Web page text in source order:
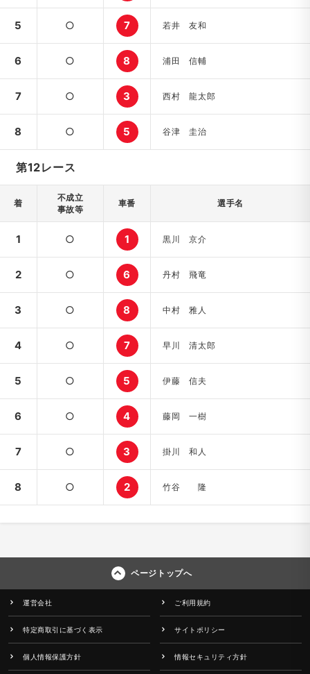
5 ○ 7 若井 友和
6 ○ 8 浦田 信輔
7 ○ 3 西村 龍太郎
8 ○ 5 谷津 圭治
第12レース
着
不成立
事故等
車番 選手名
1 ○ 1 黒川 京介
2 ○ 6 丹村 飛竜
3 ○ 8 中村 雅人
4 ○ 7 早川 清太郎
5 ○ 5 伊藤 信夫
6 ○ 4 藤岡 一樹
7 ○ 3 掛川 和人
8 ○ 2 竹谷 隆
ページトップへ
運営会社 ご利用規約
特定商取引に基づく表示 サイトポリシー
個人情報保護方針 情報セキュリティ方針